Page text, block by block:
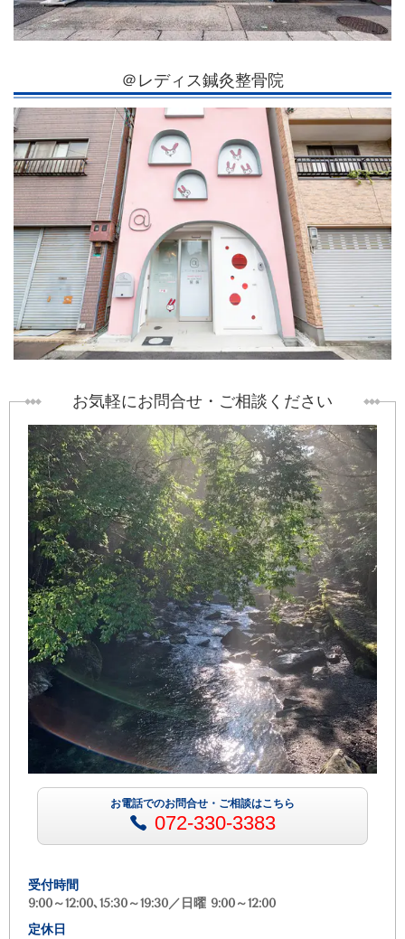
＠レディス鍼灸整骨院
お気軽にお問合せ・ご相談ください
お電話でのお問合せ・ご相談はこちら
072-330-3383
受付時間
9:00～12:00､15:30～19:30／日曜 9:00～12:00
定休日